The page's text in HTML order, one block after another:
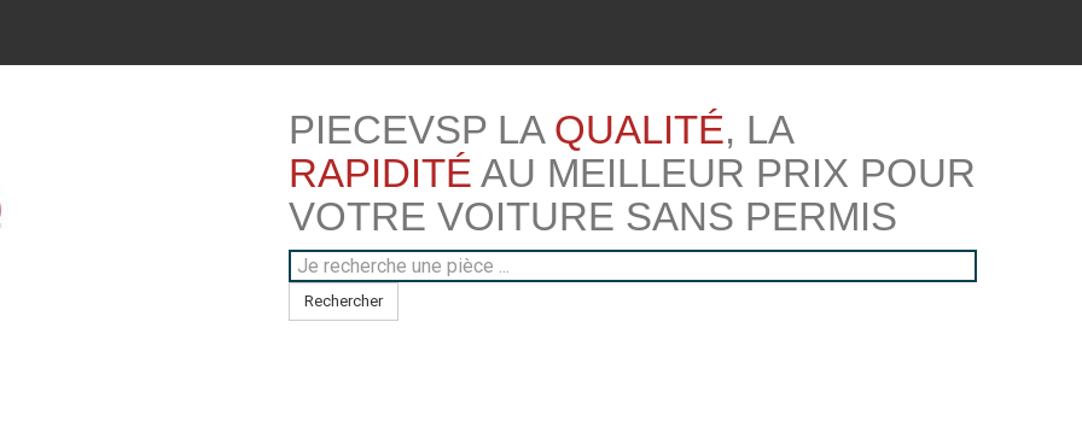
PIECEVSP LA QUALITÉ, LA
RAPIDITÉ AU MEILLEUR PRIX POUR
VOTRE VOITURE SANS PERMIS
Rechercher